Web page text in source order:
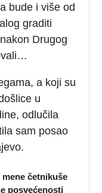
bude i više od
graditi
Drugog
a koji su
u
odlučila
sam posao
četnikuše
posvećenosti